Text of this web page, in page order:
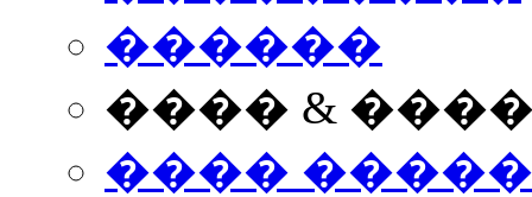
������
���� &
����